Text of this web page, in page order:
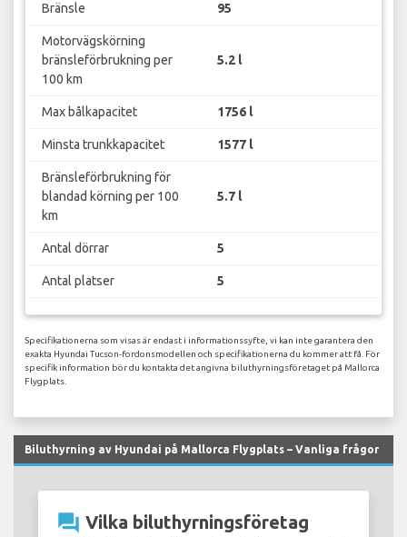
Bränsle 95
Motorvägskörning
bränsleförbrukning per
100 km
5.2 l
Max bålkapacitet 1756 l
Minsta trunkkapacitet 1577 l
Bränsleförbrukning för
blandad körning per 100
km
5.7 l
Antal dörrar 5
Antal platser 5
Specifikationerna som visas är endast i informationssyfte, vi kan inte garantera den
exakta Hyundai Tucson-fordonsmodellen och specifikationerna du kommer att få. För
specifik information bör du kontakta det angivna biluthyrningsföretaget på Mallorca
Flygplats.
Biluthyrning av Hyundai på Mallorca Flygplats – Vanliga frågor
question_answer Vilka biluthyrningsföretag